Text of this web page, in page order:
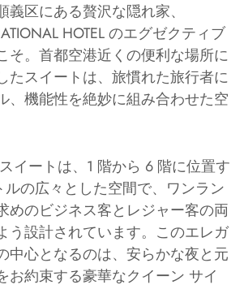
区にある贅沢な隠れ家、
HOTEL のエグゼクティブ
そ。首都空港近くの便利な場所に
たスイートは、旅慣れた旅行者に
、機能性を絶妙に組み合わせた空
イートは、1 階から 6 階に位置す
の広々とした空間で、ワンラン
めのビジネス客とレジャー客の両
う設計されています。このエレガ
中心となるのは、安らかな夜と元
お約束する豪華なクイーン サイ